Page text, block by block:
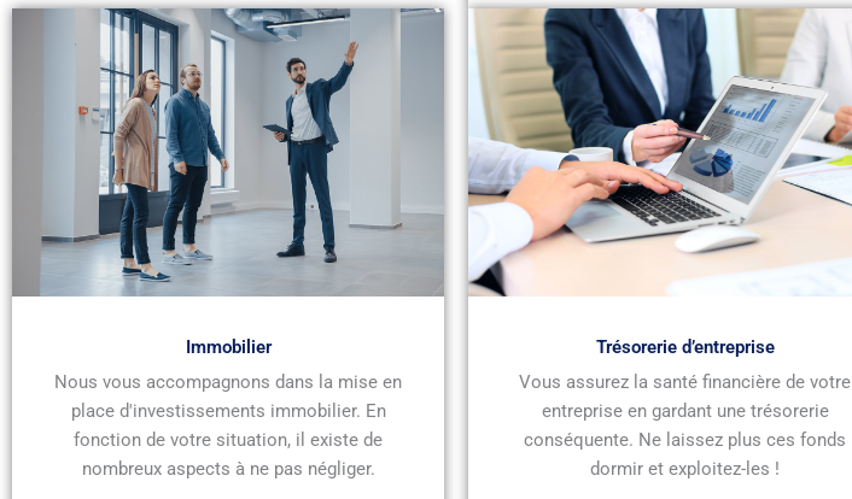
Immobilier
Nous vous accompagnons dans la mise en
place d'investissements immobilier. En
fonction de votre situation, il existe de
nombreux aspects à ne pas négliger.
Trésorerie d’entreprise
Vous assurez la santé financière de votre
entreprise en gardant une trésorerie
conséquente. Ne laissez plus ces fonds
dormir et exploitez-les !